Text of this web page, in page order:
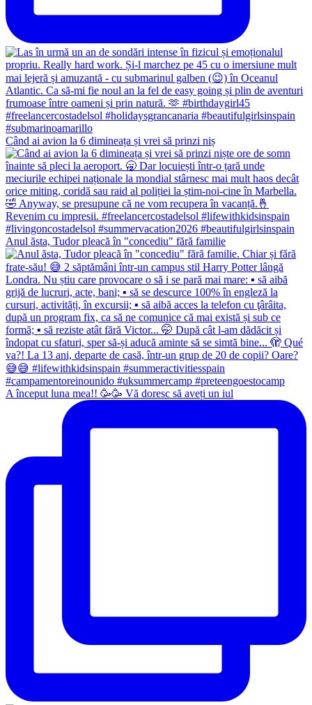
Când ai avion la 6 dimineața și vrei să prinzi niș
Anul ăsta, Tudor pleacă în "concediu" fără familie
A început luna mea!! 🥳🥳 Vă doresc să aveți un iul